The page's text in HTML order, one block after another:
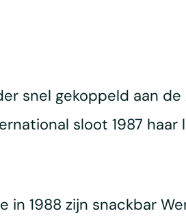
snel gekoppeld aan
sloot 1987
1988 zijn snackbar